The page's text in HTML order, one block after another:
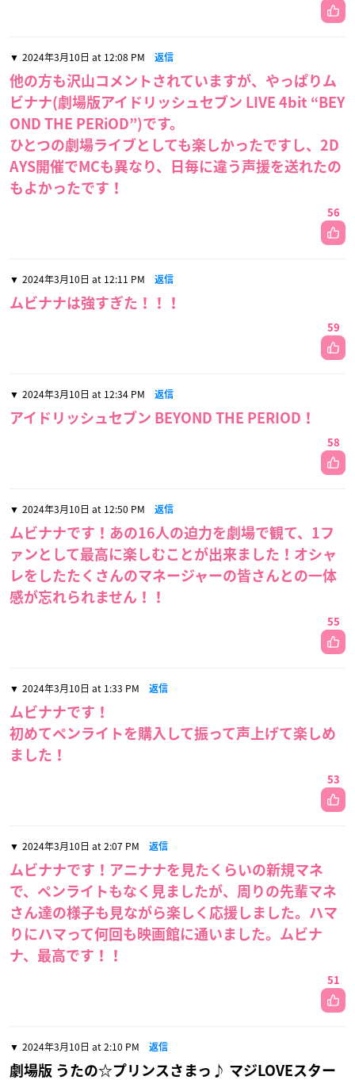
2024年3月10日 at 12:08 PM 返信
他の方も沢山コメントされていますが、やっぱりム
ビナナ(劇場版アイドリッシュセブン LIVE 4bit “BEY
OND THE PERiOD”)です。
ひとつの劇場ライブとしても楽しかったですし、2D
AYS開催でMCも異なり、日毎に違う声援を送れたの
もよかったです！
56
2024年3月10日 at 12:11 PM 返信
ムビナナは強すぎた！！！
59
2024年3月10日 at 12:34 PM 返信
アイドリッシュセブン BEYOND THE PERIOD！
58
2024年3月10日 at 12:50 PM 返信
ムビナナです！あの16人の迫力を劇場で観て、1フ
ァンとして最高に楽しむことが出来ました！オシャ
レをしたたくさんのマネージャーの皆さんとの一体
感が忘れられません！！
55
2024年3月10日 at 1:33 PM 返信
ムビナナです！
初めてペンライトを購入して振って声上げて楽しめ
ました！
53
2024年3月10日 at 2:07 PM 返信
ムビナナです！アニナナを見たくらいの新規マネ
で、ペンライトもなく見ましたが、周りの先輩マネ
さん達の様子も見ながら楽しく応援しました。ハマ
りにハマって何回も映画館に通いました。ムビナ
ナ、最高です！！
51
2024年3月10日 at 2:10 PM 返信
劇場版 うたの☆プリンスさまっ♪ マジLOVEスター